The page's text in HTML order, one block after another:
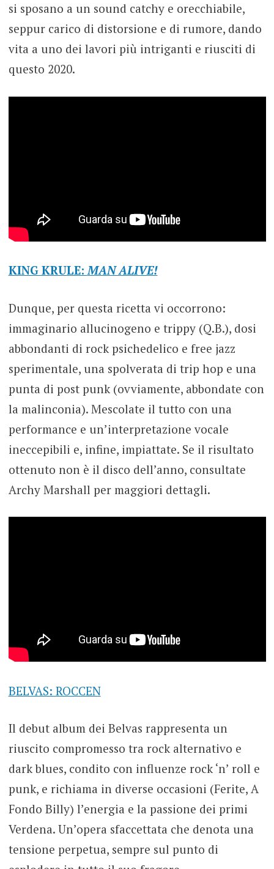
si sposano a un sound catchy e orecchiabile,
seppur carico di distorsione e di rumore, dando
vita a uno dei lavori più intriganti e riusciti di
questo 2020.
KING KRULE:MAN ALIVE!
Dunque, per questa ricetta vi occorrono:
immaginario allucinogeno e trippy (Q.B.), dosi
abbondanti di rock psichedelico e free jazz
sperimentale, una spolverata di trip hop e una
punta di post punk (ovviamente, abbondate con
la malinconia). Mescolate il tutto con una
performance e un’interpretazione vocale
ineccepibili e, infine, impiattate. Se il risultato
ottenuto non è il disco dell’anno, consultate
Archy Marshall per maggiori dettagli.
BELVAS: ROCCEN
Il debut album dei Belvas rappresenta un
riuscito compromesso tra rock alternativo e
dark blues, condito con influenze rock ‘n’ roll e
punk, e richiama in diverse occasioni (Ferite, A
Fondo Billy) l’energia e la passione dei primi
Verdena. Un’opera sfaccettata che denota una
tensione perpetua, sempre sul punto di